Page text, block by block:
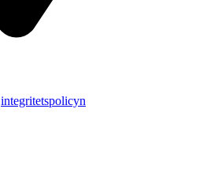
integritetspolicyn